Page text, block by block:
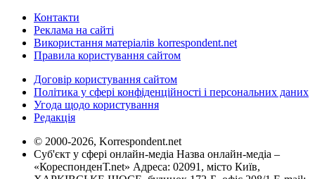
Контакти
Реклама на сайті
Використання матеріалів korrespondent.net
Правила користування сайтом
Договір користування сайтом
Політика у сфері конфіденційності і персональних даних
Угода щодо користування
Редакція
© 2000-2026, Korrespondent.net
Суб'єкт у сфері онлайн-медіа Назва онлайн-медіа –
«КореспонденТ.net» Адреса: 02091, місто Київ,